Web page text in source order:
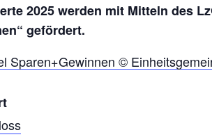
2025 werden mit Mitteln des
gefördert.